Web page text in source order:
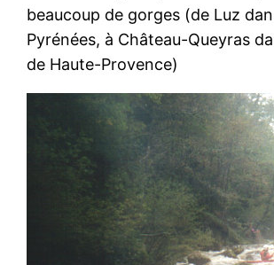
beaucoup de gorges (de Luz
Pyrénées, à Château-Queyras
de Haute-Provence)